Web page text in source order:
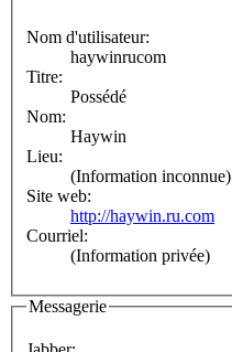
Nom d'utilisateur:
haywinrucom
Titre:
Possédé
Nom:
Haywin
Lieu:
(Information inconnue)
Site web:
http://haywin.ru.com
Courriel:
(Information privée)
Messagerie